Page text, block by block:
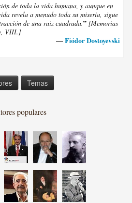
de toda la vida humana, y aunque en
revela a menudo toda su miseria, sigue
de una raiz cuadrada.” [Memorias
VIII.]
— Fiódor Dostoyevski
Temas
populares